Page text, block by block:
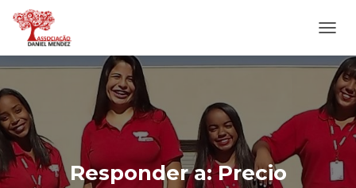
L
T
E
R
N
A
N
A
Responder a: Precio